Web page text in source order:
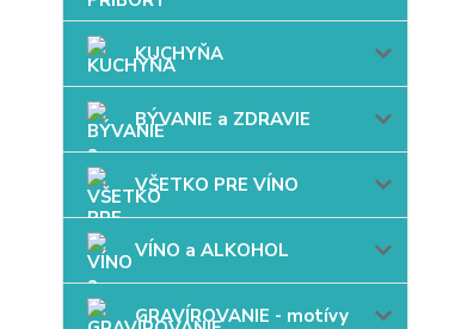
KUCHYŇA
BÝVANIE a ZDRAVIE
VŠETKO PRE VÍNO
VÍNO a ALKOHOL
GRAVÍROVANIE - motívy